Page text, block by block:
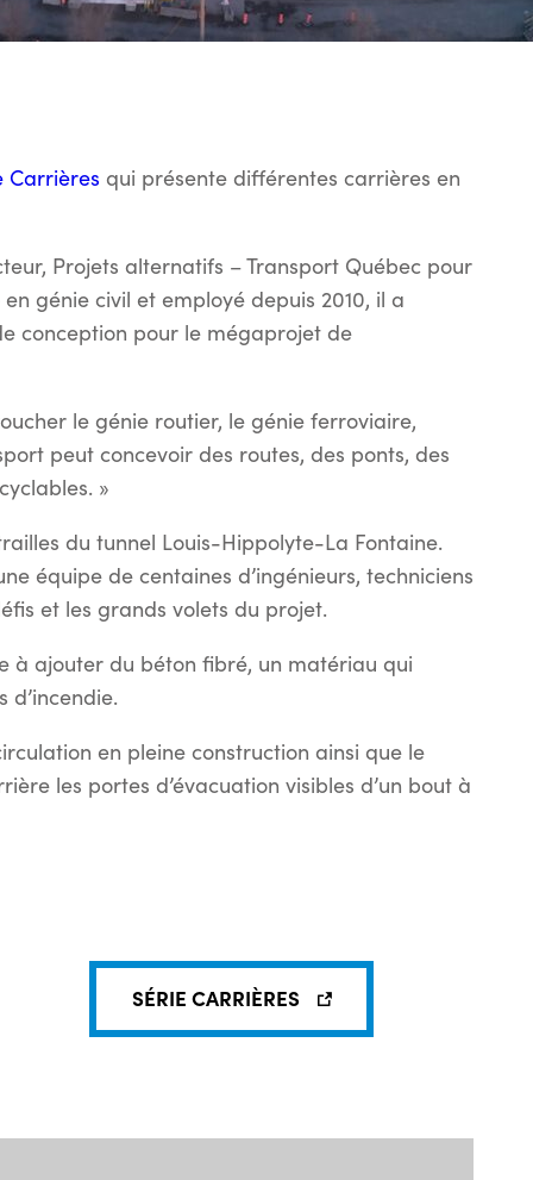
Carrières qui présente différentes carrières en
Projets alternatifs – Transport Québec pour
génie civil et employé depuis 2010, il a
conception pour le mégaprojet de
le génie routier, le génie ferroviaire,
peut concevoir des routes, des ponts, des
»
du tunnel Louis-Hippolyte-La Fontaine.
équipe de centaines d’ingénieurs, techniciens
et les grands volets du projet.
à ajouter du béton fibré, un matériau qui
en pleine construction ainsi que le
les portes d’évacuation visibles d’un bout à
SÉRIE CARRIÈRES